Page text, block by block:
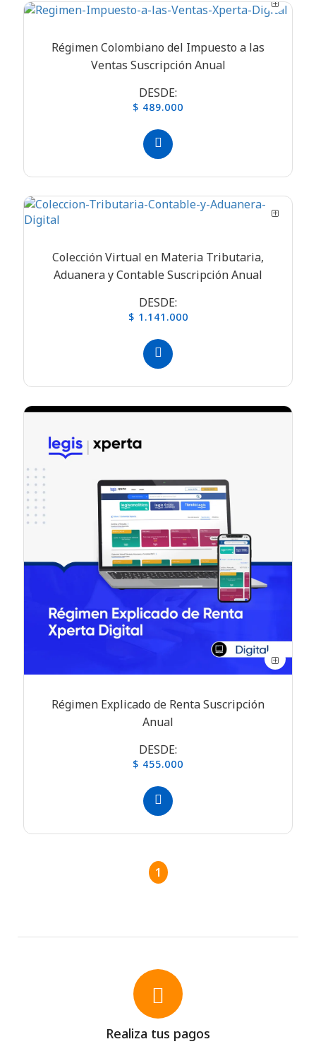
Régimen Colombiano del Impuesto a las
Ventas Suscripción Anual
DESDE:
$ 489.000
Colección Virtual en Materia Tributaria,
Aduanera y Contable Suscripción Anual
DESDE:
$ 1.141.000
Régimen Explicado de Renta Suscripción
Anual
DESDE:
$ 455.000
1
Realiza tus pagos